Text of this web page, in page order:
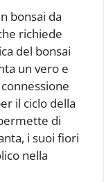
bonsai da
richiede
del bonsai
un vero e
il ciclo della
di
i suoi fiori
nella